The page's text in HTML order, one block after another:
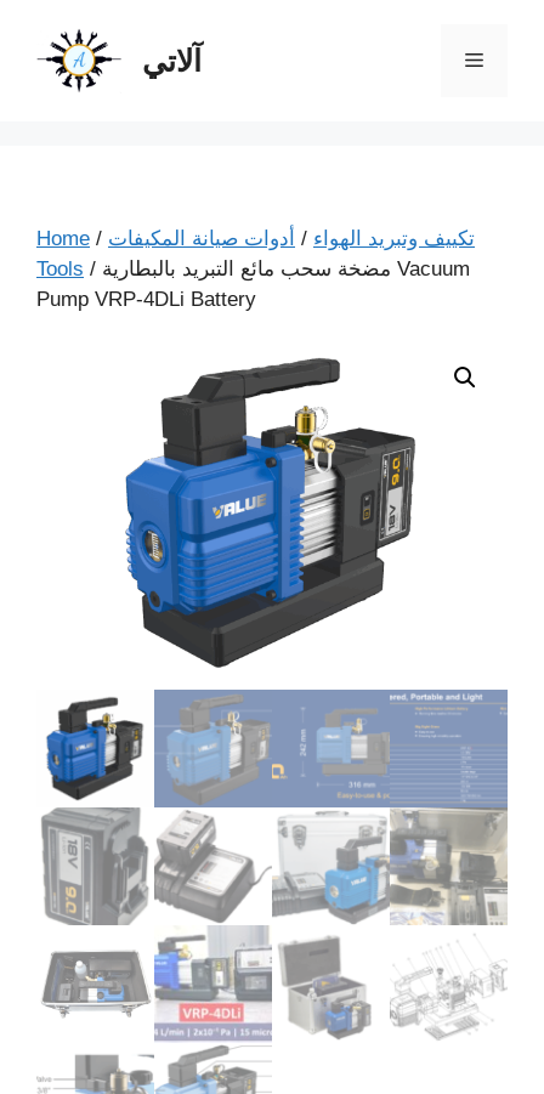
آلاتي
Home / تكييف وتبريد الهواء / أدوات صيانة المكيفات
Tools / مضخة سحب مائع التبريد بالبطارية Vacuum
Pump VRP-4DLi Battery